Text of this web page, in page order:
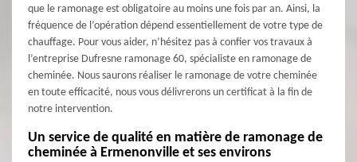
que le ramonage est obligatoire au moins une fois par an. Ainsi, la
fréquence de l’opération dépend essentiellement de votre type de
chauffage. Pour vous aider, n’hésitez pas à confier vos travaux à
l’entreprise Dufresne ramonage 60, spécialiste en ramonage de
cheminée. Nous saurons réaliser le ramonage de votre cheminée
en toute efficacité, nous vous délivrerons un certificat à la fin de
notre intervention.
Un service de qualité en matière de ramonage de
cheminée à Ermenonville et ses environs